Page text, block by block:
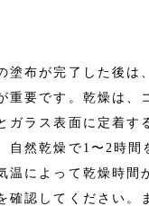
塗布が完了した後は
重要です。乾燥は、
ガラス表面に定着す
自然乾燥で1〜2時間
温によって乾燥時間
確認してください。